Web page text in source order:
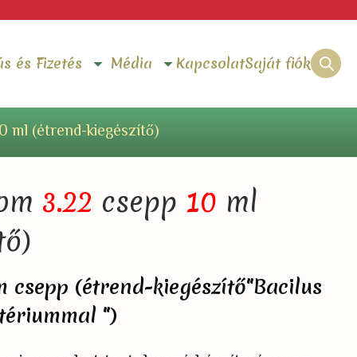
ÉS
És Fürdőterápia
fizioterápia
És Mozgásszervi Rendszer
Partnereink
és Fizetés Média KapcsolatSaját fiók
ml (étrend-kiegészítő)
3.22 csepp 10 ml
csepp (étrend-kiegészítő"Bacilus
")